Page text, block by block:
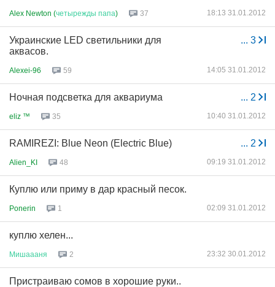
Alex Newton (четырежды папа) 37 18:13 31.01.2012
... 3
Украинские LED светильники для
аквасов.
Alexei-96 59 14:05 31.01.2012
... 2
Ночная подсветка для аквариума
eliz ™ 35 10:40 31.01.2012
... 2
RAMIREZI: Blue Neon (Electric Blue)
Alien_KI 48 09:19 31.01.2012
Куплю или приму в дар красный песок.
Ponerin 1 02:09 31.01.2012
куплю хелен...
Мишаааня 2 23:32 30.01.2012
Пристраиваю сомов в хорошие руки..